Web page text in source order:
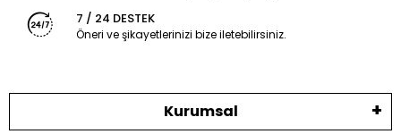
7 / 24 DESTEK
Öneri ve şikayetlerinizi bize iletebilirsiniz.
Kurumsal